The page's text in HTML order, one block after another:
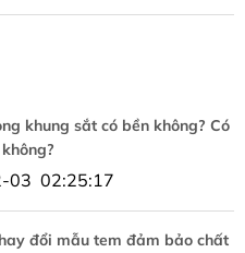
khung sắt có bền không? Có
03 02:25:17
đổi mẫu tem đảm bảo chất